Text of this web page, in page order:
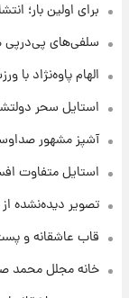
برای اولین بار؛
سلفی‌های پی‌درپی
الهام پاوه‌نژاد
استایل سحر
آشپز مشهور
استایل متفاوت افسانه
تصویر دیده‌نشده
قاب عاشقانه و
خانه مجلل محمد